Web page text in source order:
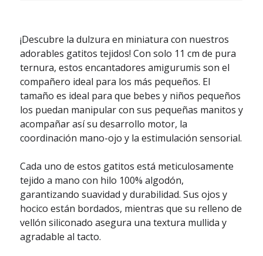
¡Descubre la dulzura en miniatura con nuestros
adorables gatitos tejidos! Con solo 11 cm de pura
ternura, estos encantadores amigurumis son el
compañero ideal para los más pequeños. El
tamaño es ideal para que bebes y niños pequeños
los puedan manipular con sus pequeñas manitos y
acompañar así su desarrollo motor, la
coordinación mano-ojo y la estimulación sensorial.
Cada uno de estos gatitos está meticulosamente
tejido a mano con hilo 100% algodón,
garantizando suavidad y durabilidad. Sus ojos y
hocico están bordados, mientras que su relleno de
vellón siliconado asegura una textura mullida y
agradable al tacto.